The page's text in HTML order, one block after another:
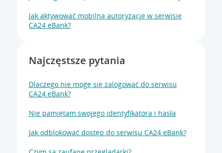
Jak aktywować mobilną autoryzację w serwisie
CA24 eBank?
Najczęstsze pytania
Dlaczego nie mogę się zalogować do serwisu
CA24 eBank?
Nie pamiętam swojego identyfikatora i hasła
Jak odblokować dostęp do serwisu CA24 eBank?